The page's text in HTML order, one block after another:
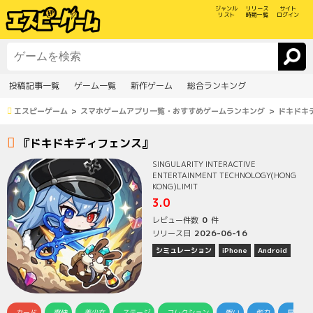
ジャンル
リスト
リリース
時期一覧
サイト
ログイン
投稿記事一覧 ゲーム一覧 新作ゲーム 総合ランキング
エスピーゲーム スマホゲームアプリ一覧・おすすめゲームランキング ドキドキ
『ドキドキディフェンス』
SINGULARITY INTERACTIVE
ENTERTAINMENT TECHNOLOGY(HONG
KONG)LIMIT
3.0
レビュー件数 0 件
リリース日 2026-06-16
シミュレーション iPhone Android